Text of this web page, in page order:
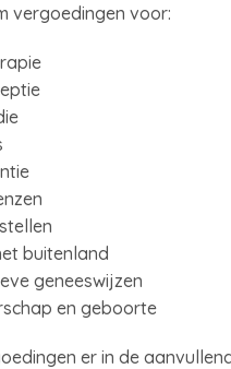
vergoedingen voor:
buitenland
geneeswijzen
en geboorte
er in de